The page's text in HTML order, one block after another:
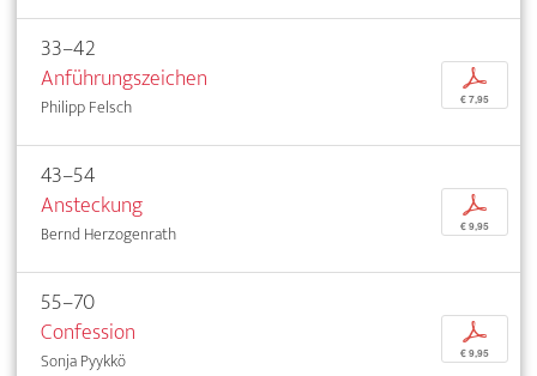
33–42
Anführungszeichen
Philipp Felsch
p
€ 7,95
43–54
Ansteckung
Bernd Herzogenrath
p
€ 9,95
55–70
Confession
Sonja Pyykkö
p
€ 9,95